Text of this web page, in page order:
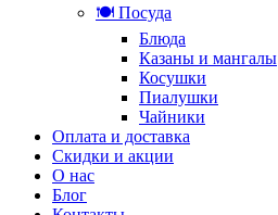
🍽️ Посуда
Блюда
Казаны и мангалы
Косушки
Пиалушки
Чайники
Оплата и доставка
Скидки и акции
О нас
Блог